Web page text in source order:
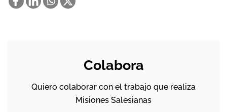
Colabora
Quiero colaborar con el trabajo que realiza
Misiones Salesianas